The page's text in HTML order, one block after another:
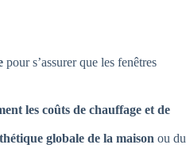
pour s’assurer que les fenêtres
les coûts de chauffage et de
globale de la maison ou du